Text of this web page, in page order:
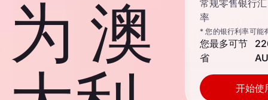
为 澳
常规零售银行汇
率
* 您的银行利率可能
您最多可节
省
开始使